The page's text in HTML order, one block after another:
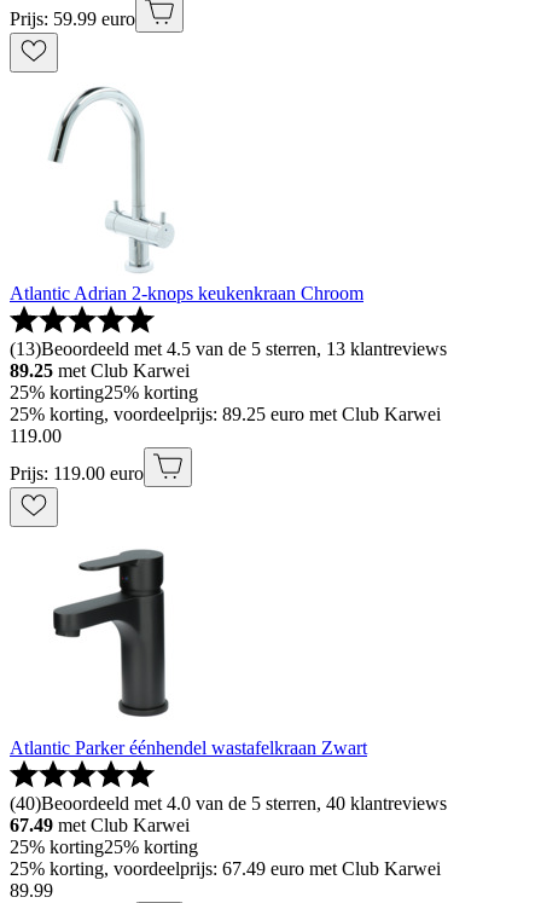
Prijs: 59.99 euro
Atlantic Adrian 2-knops keukenkraan Chroom
(13)Beoordeeld met 4.5 van de 5 sterren, 13 klantreviews
89.25 met Club Karwei
25% korting25% korting
25% korting, voordeelprijs: 89.25 euro met Club Karwei
119.00
Prijs: 119.00 euro
Atlantic Parker éénhendel wastafelkraan Zwart
(40)Beoordeeld met 4.0 van de 5 sterren, 40 klantreviews
67.49 met Club Karwei
25% korting25% korting
25% korting, voordeelprijs: 67.49 euro met Club Karwei
89.99